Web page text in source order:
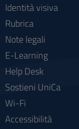
Identità visiva
Rubrica
Note legali
E-Learning
Help Desk
Sostieni UniCa
Wi-Fi
Accessibilità